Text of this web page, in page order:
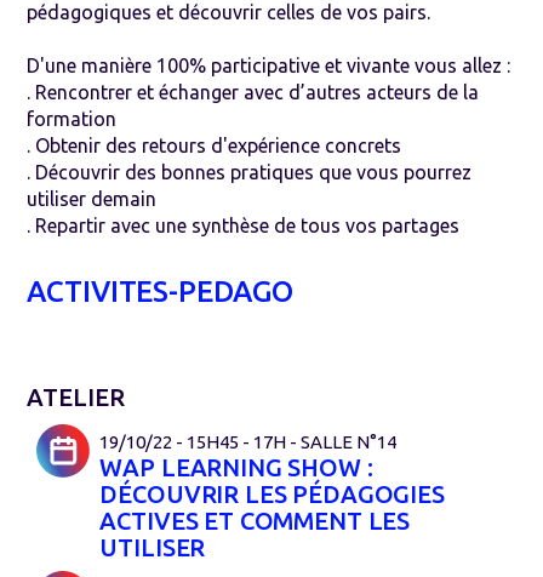
pédagogiques et découvrir celles de vos pairs.
D'une manière 100% participative et vivante vous allez :
. Rencontrer et échanger avec d’autres acteurs de la
formation
. Obtenir des retours d'expérience concrets
. Découvrir des bonnes pratiques que vous pourrez
utiliser demain
. Repartir avec une synthèse de tous vos partages
ACTIVITES-PEDAGO
ATELIER
19/10/22 - 15H45 - 17H - SALLE N°14
WAP LEARNING SHOW :
DÉCOUVRIR LES PÉDAGOGIES
ACTIVES ET COMMENT LES
UTILISER